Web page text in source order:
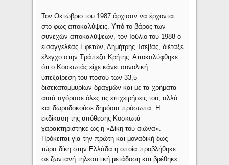
Τον Οκτώβριο του 1987 άρχισαν να έρχονται
στο φως αποκαλύψεις. Υπό το βάρος των
συνεχών αποκαλύψεων, τον Ιούλιο του 1988 ο
εισαγγελέας Εφετών, Δημήτρης Τσεβάς, διέταξε
έλεγχο στην Τράπεζα Κρήτης. Αποκαλύφθηκε
ότι ο Κοσκωτάς είχε κάνει συνολική
υπεξαίρεση του ποσού των 33,5
δισεκατομμυρίων δραχμών και με τα χρήματα
αυτά αγόρασε όλες τις επιχειρήσεις του, αλλά
και δωροδοκούσε δημόσια πρόσωπα. Η
εκδίκαση της υπόθεσης Κοσκωτά
χαρακτηρίστηκε ως η «Δίκη του αιώνα».
Πρόκειται για την πρώτη και μοναδική έως
τώρα δίκη στην Ελλάδα η οποία προβλήθηκε
σε ζωντανή τηλεοπτική μετάδοση και βρέθηκε